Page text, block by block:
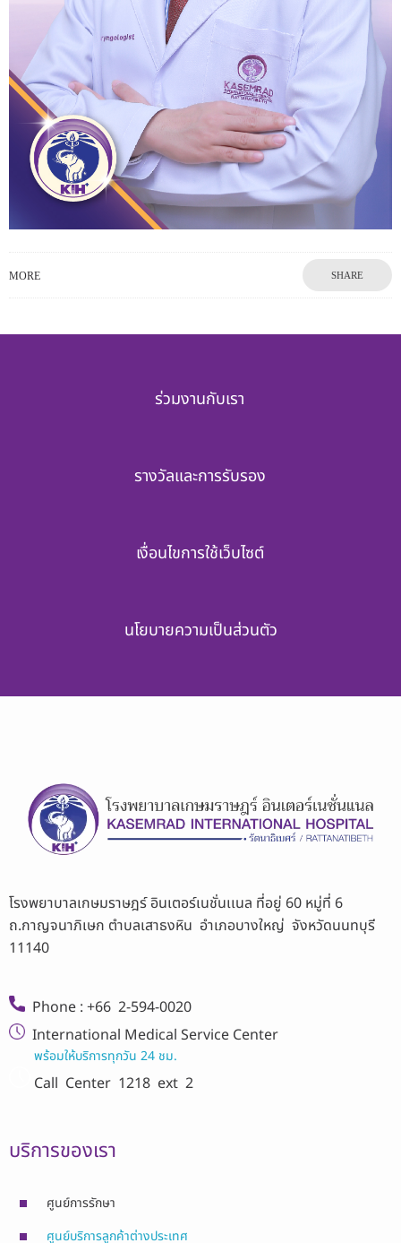
MORE SHARE
ร่วมงานกับเรา
รางวัลและการรับรอง
เงื่อนไขการใช้เว็บไซต์
นโยบายความเป็นส่วนตัว
โรงพยาบาลเกษมราษฎร์ อินเตอร์เนชั่นเเนล ที่อยู่ 60 หมู่ที่ 6
ถ.กาญจนาภิเษก ตำบลเสาธงหิน อำเภอบางใหญ่ จังหวัดนนทบุรี
11140
Phone : +66 2-594-0020
International Medical Service Center
พร้อมให้บริการทุกวัน 24 ชม.
Call Center 1218 ext 2
บริการของเรา
ศูนย์การรักษา
ศูนย์บริการลูกค้าต่างประเทศ